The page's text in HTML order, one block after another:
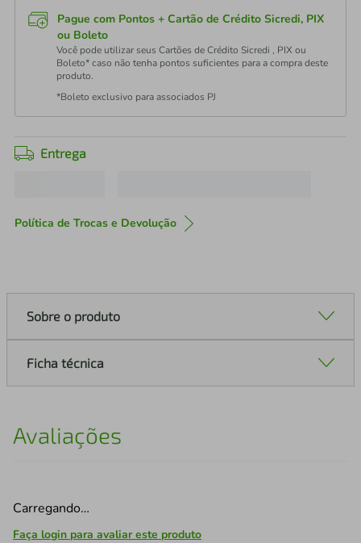
Pague com Pontos + Cartão de Crédito Sicredi, PIX
ou Boleto
Você pode utilizar seus Cartões de Crédito Sicredi , PIX ou
Boleto* caso não tenha pontos suficientes para a compra deste
produto.
*Boleto exclusivo para associados PJ
Entrega
Política de Trocas e Devolução
Sobre o produto
Ficha técnica
Avaliações
Carregando…
Faça login para avaliar este produto